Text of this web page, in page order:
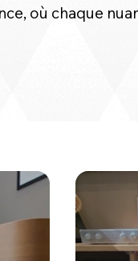
où chaque